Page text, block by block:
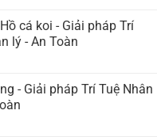
cá koi - Giải pháp Trí
lý - An Toàn
- Giải pháp Trí Tuệ Nhân